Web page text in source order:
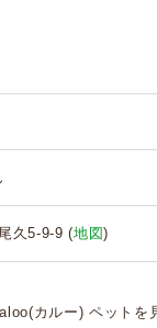
久5-9-9 (地図)
カルー) ペットを